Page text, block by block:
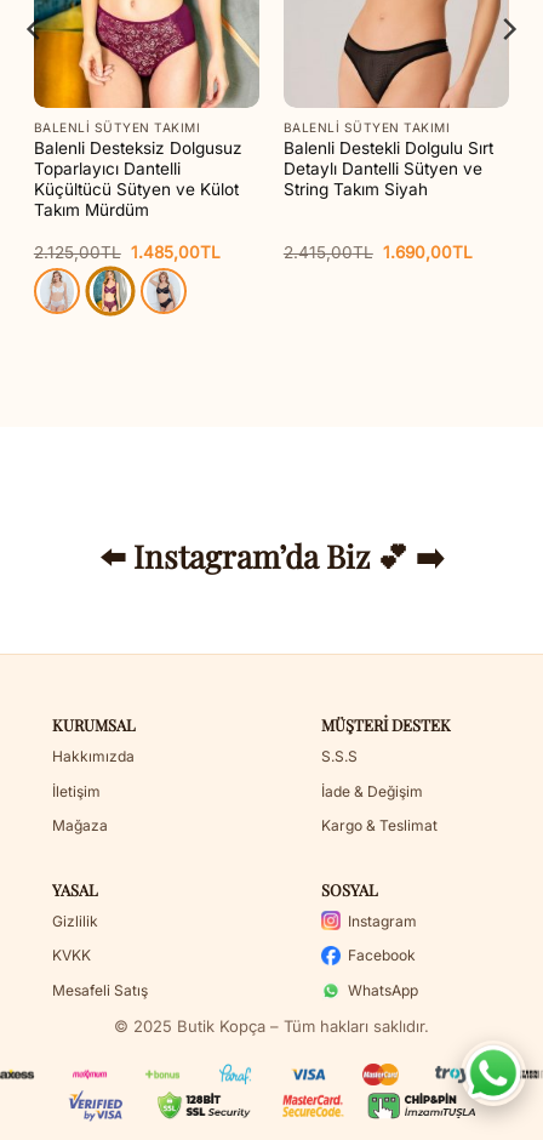
BALENLI SÜTYEN TAKIMI
Balenli Desteksiz Dolgusuz
Toparlayıcı Dantelli
Küçültücü Sütyen ve Külot
Takım Mürdüm
2.125,00TL Orijinal
fiyat:
2.125,00TL.
1.485,00TLŞu
BALENLI SÜTYEN TAKIMI
Balenli Destekli Dolgulu Sırt
Detaylı Dantelli Sütyen ve
String Takım Siyah
2.415,00TL Orijinal
1.690,00TLŞu
⬅️ Instagram’da Biz 💕 ➡️
KURUMSAL
Hakkımızda
İletişim
Mağaza
MÜŞTERI DESTEK
S.S.S
İade & Değişim
Kargo & Teslimat
YASAL
Gizlilik
KVKK
Mesafeli Satış
SOSYAL
Instagram
Facebook
WhatsApp
© 2025 Butik Kopça – Tüm hakları saklıdır.